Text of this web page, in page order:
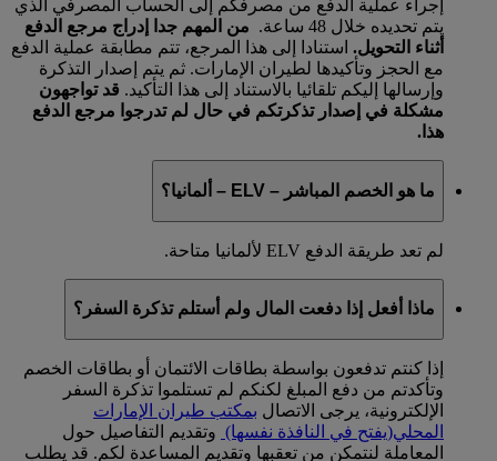
إجراء عملية الدفع من مصرفكم إلى الحساب المصرفي الذي
يتم تحديده خلال 48 ساعة.
من المهم جدا إدراج مرجع الدفع
أثناء التحويل. استنادا إلى هذا المرجع، تتم مطابقة عملية الدفع
مع الحجز وتأكيدها لطيران الإمارات. ثم يتم إصدار التذكرة
وإرسالها إليكم تلقائيا بالاستناد إلى هذا التأكيد. قد تواجهون
مشكلة في إصدار تذكرتكم في حال لم تدرجوا مرجع الدفع
هذا.
ما هو الخصم المباشر – ELV – ألمانيا؟
لم تعد طريقة الدفع ELV لألمانيا متاحة.
ماذا أفعل إذا دفعت المال ولم أستلم تذكرة السفر؟
إذا كنتم تدفعون بواسطة بطاقات الائتمان أو بطاقات الخصم
وتأكدتم من دفع المبلغ لكنكم لم تستلموا تذكرة السفر
الإلكترونية، يرجى الاتصال بمكتب طيران الإمارات
المحلي(يفتح في النافذة نفسها) وتقديم التفاصيل حول
المعاملة لنتمكن من تعقبها وتقديم المساعدة لكم. قد يطلب